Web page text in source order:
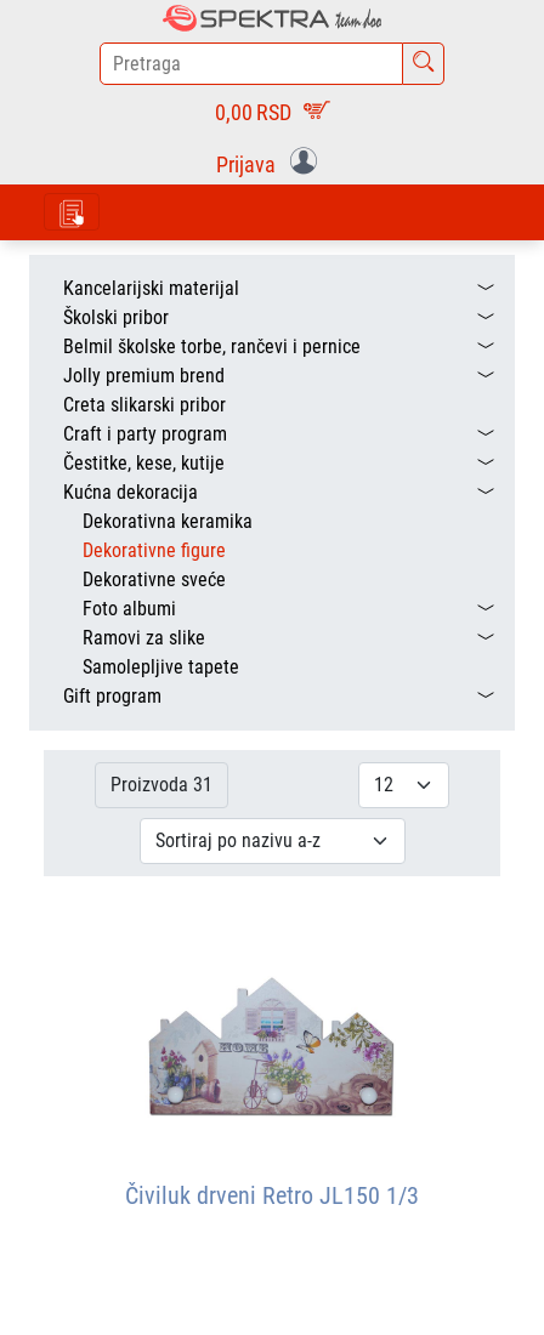
0,00 RSD
Prijava
Kancelarijski materijal
Školski pribor
Belmil školske torbe, rančevi i pernice
Jolly premium brend
Creta slikarski pribor
Craft i party program
Čestitke, kese, kutije
Kućna dekoracija
Dekorativna keramika
Dekorativne figure
Dekorativne sveće
Foto albumi
Ramovi za slike
Samolepljive tapete
Gift program
Proizvoda 31
Čiviluk drveni Retro JL150 1/3